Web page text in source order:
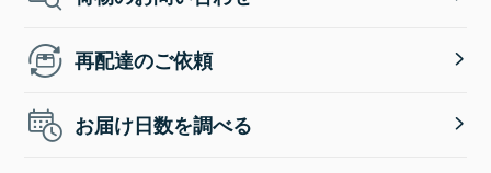
再配達のご依頼
お届け日数を調べる